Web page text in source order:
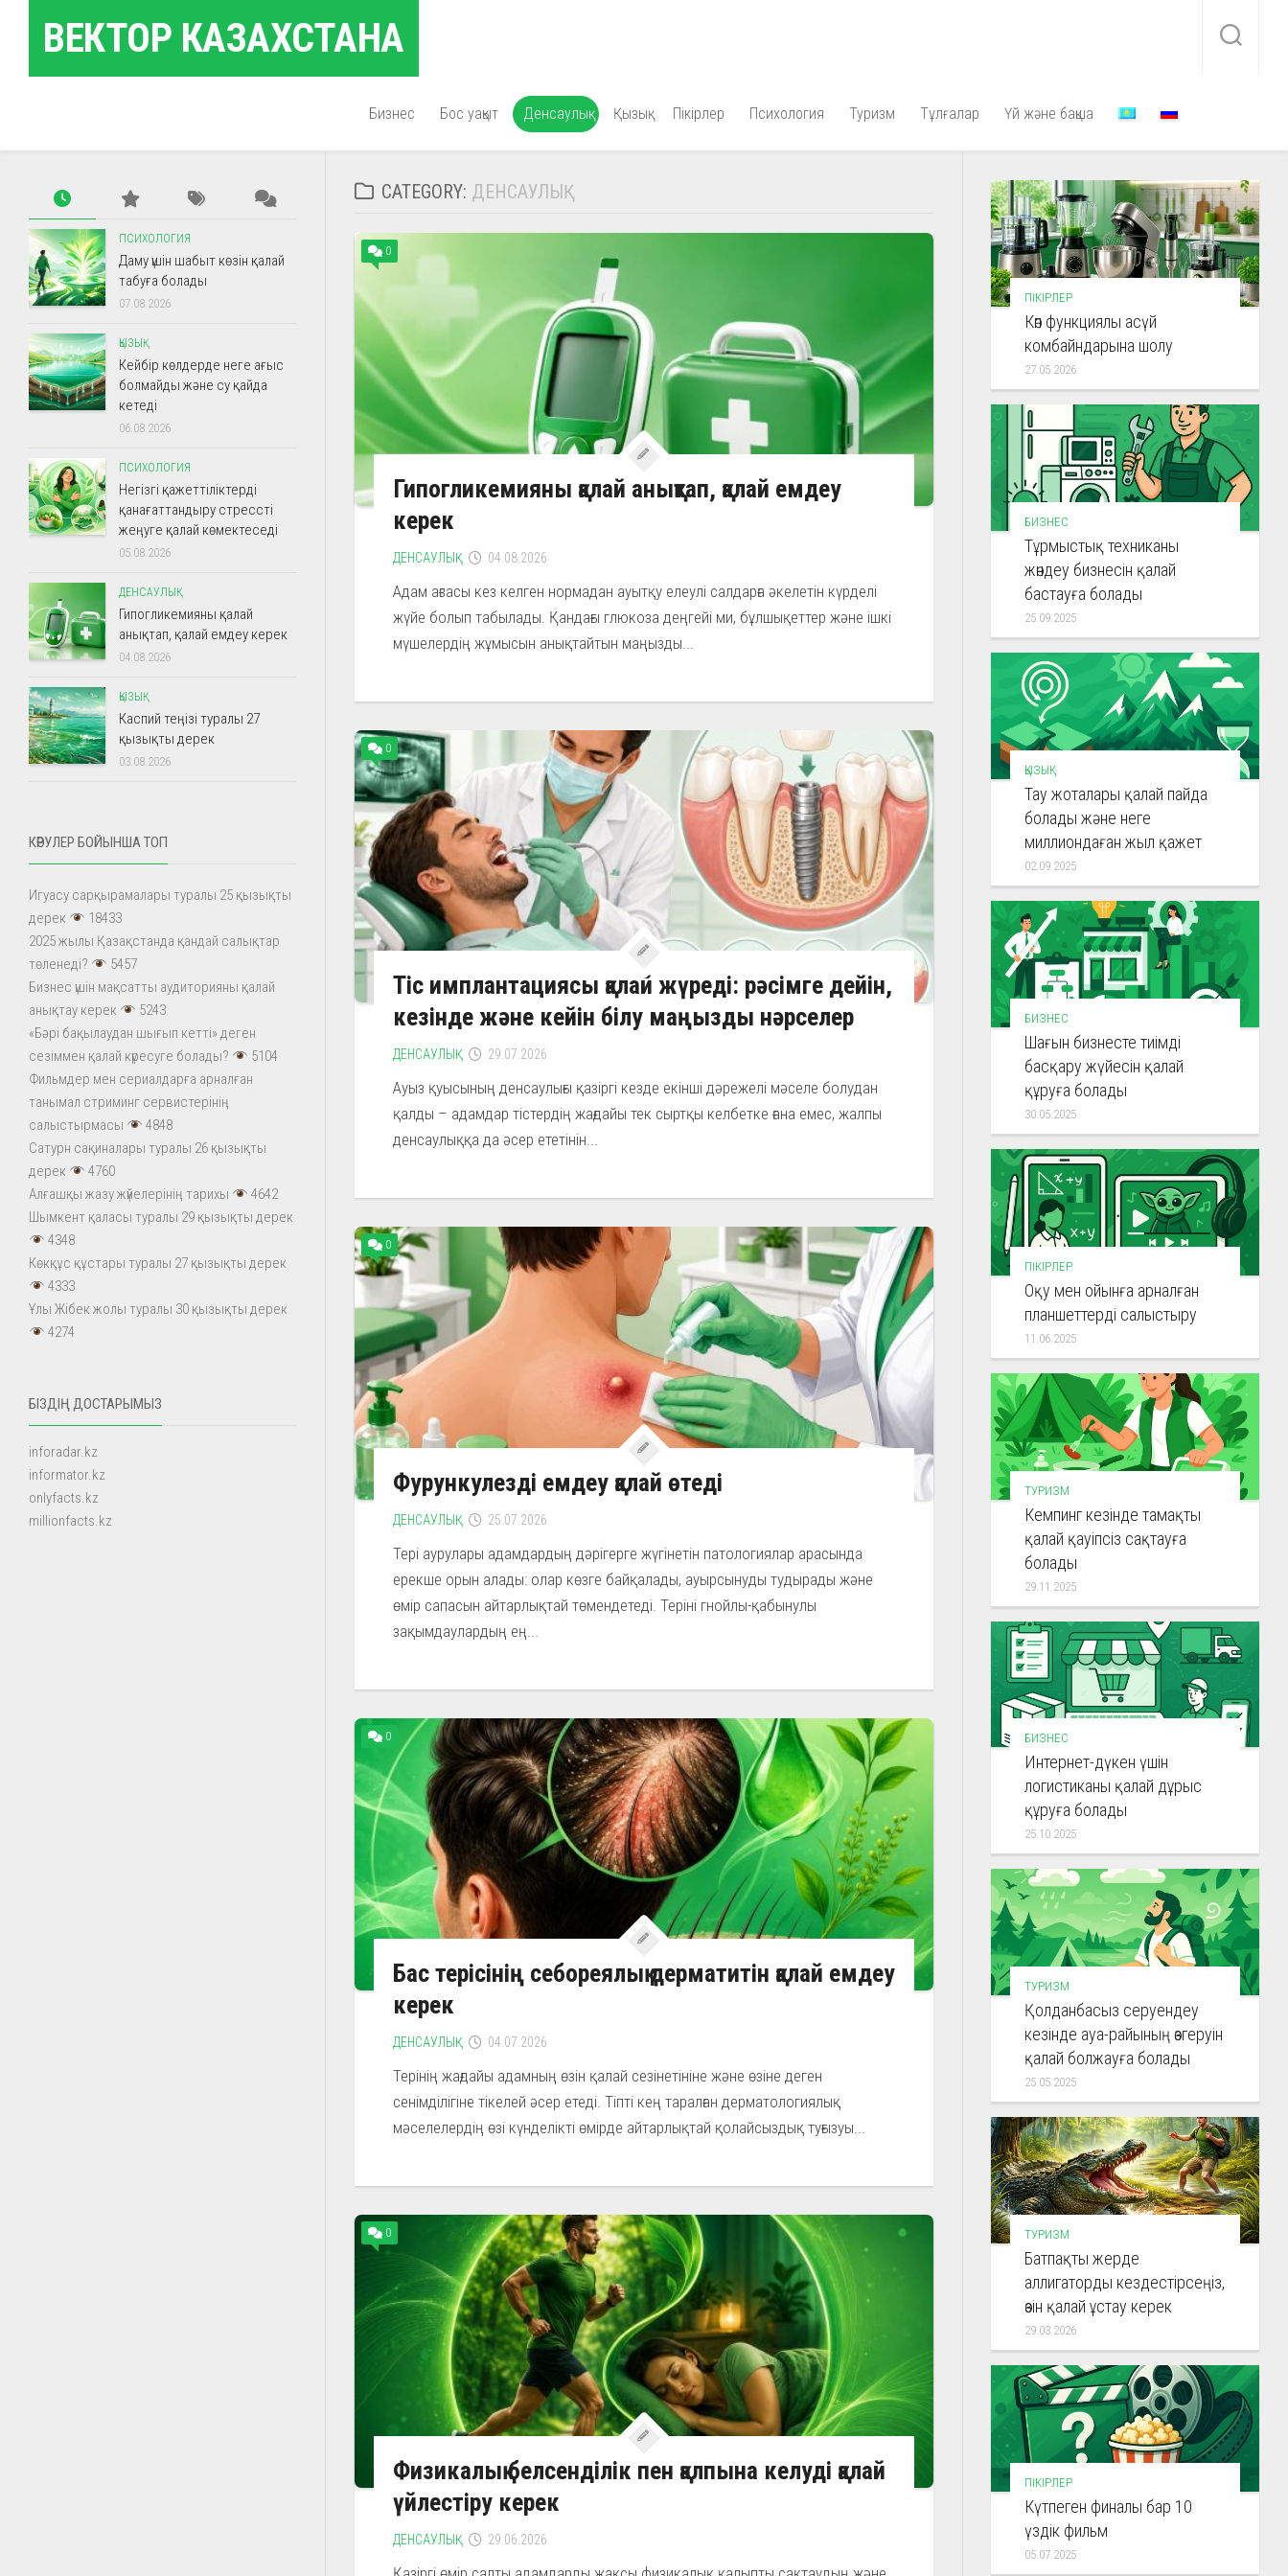
contentВЕКТОР КАЗАХСТАНА
Бизнес Бос уақыт Денсаулық Қызық Пікірлер Психология Туризм Тұлғалар Үй және бақша
CATEGORY: ДЕНСАУЛЫҚ
0
Гипогликемияны қалай анықтап, қалай емдеу
керек
ДЕНСАУЛЫҚ 04.08.2026
Адам ағзасы кез келген нормадан ауытқу елеулі салдарға әкелетін күрделі
жүйе болып табылады. Қандағы глюкоза деңгейі ми, бұлшықеттер және ішкі
мүшелердің жұмысын анықтайтын маңызды...
0
Тіс имплантациясы қалай жүреді: рәсімге дейін,
кезінде және кейін білу маңызды нәрселер
ДЕНСАУЛЫҚ 29.07.2026
Ауыз қуысының денсаулығы қазіргі кезде екінші дәрежелі мәселе болудан
қалды – адамдар тістердің жағдайы тек сыртқы келбетке ғана емес, жалпы
денсаулыққа да әсер ететінін...
0
Фурункулезді емдеу қалай өтеді
ДЕНСАУЛЫҚ 25.07.2026
Тері аурулары адамдардың дәрігерге жүгінетін патологиялар арасында
ерекше орын алады: олар көзге байқалады, ауырсынуды тудырады және
өмір сапасын айтарлықтай төмендетеді. Теріні гнойлы-қабынулы
зақымдаулардың ең...
0
Бас терісінің себореялық дерматитін қалай емдеу
керек
ДЕНСАУЛЫҚ 04.07.2026
Терінің жағдайы адамның өзін қалай сезінетініне және өзіне деген
сенімділігіне тікелей әсер етеді. Тіпті кең таралған дерматологиялық
мәселелердің өзі күнделікті өмірде айтарлықтай қолайсыздық туғызуы...
0
Физикалық белсенділік пен қалпына келуді қалай
үйлестіру керек
ДЕНСАУЛЫҚ 29.06.2026
ПСИХОЛОГИЯ
Даму үшін шабыт көзін қалай
табуға болады
07.08.2026
ҚЫЗЫҚ
Кейбір көлдерде неге ағыс
болмайды және су қайда
кетеді
06.08.2026
ПСИХОЛОГИЯ
Негізгі қажеттіліктерді
қанағаттандыру стрессті
жеңуге қалай көмектеседі
05.08.2026
ДЕНСАУЛЫҚ
Гипогликемияны қалай
анықтап, қалай емдеу керек
04.08.2026
ҚЫЗЫҚ
Каспий теңізі туралы 27
қызықты дерек
03.08.2026
КӨРУЛЕР БОЙЫНША ТОП
Игуасу сарқырамалары туралы 25 қызықты
дерек
18433
2025 жылы Қазақстанда қандай салықтар
төленеді?
5457
Бизнес үшін мақсатты аудиторияны қалай
анықтау керек
5243
«Бәрі бақылаудан шығып кетті» деген
сезіммен қалай күресуге болады?
5104
Фильмдер мен сериалдарға арналған
танымал стриминг сервистерінің
салыстырмасы
4848
Сатурн сақиналары туралы 26 қызықты
дерек
4760
Алғашқы жазу жүйелерінің тарихы
4642
Шымкент қаласы туралы 29 қызықты дерек
4348
Көкқұс құстары туралы 27 қызықты дерек
4333
Ұлы Жібек жолы туралы 30 қызықты дерек
4274
БІЗДІҢ ДОСТАРЫМЫЗ
inforadar.kz
informator.kz
onlyfacts.kz
millionfacts.kz
ПІКІРЛЕР
Көп функциялы асүй
комбайндарына шолу
27.05.2026
БИЗНЕС
Тұрмыстық техниканы
жөндеу бизнесін қалай
бастауға болады
25.09.2025
ҚЫЗЫҚ
Тау жоталары қалай пайда
болады және неге
миллиондаған жыл қажет
02.09.2025
БИЗНЕС
Шағын бизнесте тиімді
басқару жүйесін қалай
құруға болады
30.05.2025
ПІКІРЛЕР
Оқу мен ойынға арналған
планшеттерді салыстыру
11.06.2025
ТУРИЗМ
Кемпинг кезінде тамақты
қалай қауіпсіз сақтауға
болады
29.11.2025
БИЗНЕС
Интернет-дүкен үшін
логистиканы қалай дұрыс
құруға болады
25.10.2025
ТУРИЗМ
Қолданбасыз серуендеу
кезінде ауа-райының өзгеруін
қалай болжауға болады
25.05.2025
ТУРИЗМ
Батпақты жерде
аллигаторды кездестірсеңіз,
өзін қалай ұстау керек
29.03.2026
ПІКІРЛЕР
Күтпеген финалы бар 10
үздік фильм
05.07.2025